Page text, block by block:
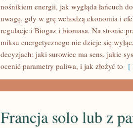
nośnikiem energii, jak wygląda łańcuch
uwagę, gdy w grę wchodzą ekonomia i
regulacje i Biogaz i biomasa. Na stronie
miksu energetycznego nie dzieje się
decyzjach: jaki surowiec ma sens, jakie
ocenić parametry paliwa, i jak złożyć to [
Francja solo lub z